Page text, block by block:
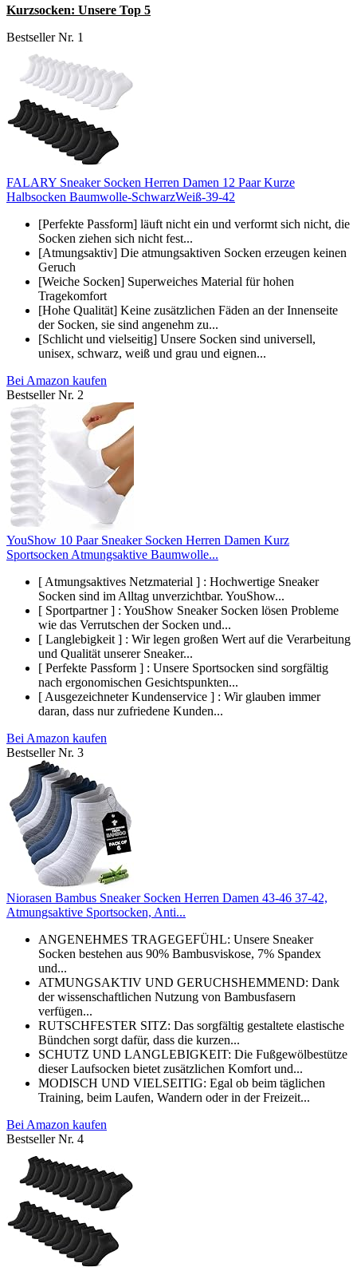
Kurzsocken: Unsere Top 5
Bestseller Nr. 1
FALARY Sneaker Socken Herren Damen 12 Paar Kurze
Halbsocken Baumwolle-SchwarzWeiß-39-42
[Perfekte Passform] läuft nicht ein und verformt sich nicht, die
Socken ziehen sich nicht fest...
[Atmungsaktiv] Die atmungsaktiven Socken erzeugen keinen
Geruch
[Weiche Socken] Superweiches Material für hohen
Tragekomfort
[Hohe Qualität] Keine zusätzlichen Fäden an der Innenseite
der Socken, sie sind angenehm zu...
[Schlicht und vielseitig] Unsere Socken sind universell,
unisex, schwarz, weiß und grau und eignen...
Bei Amazon kaufen
Bestseller Nr. 2
YouShow 10 Paar Sneaker Socken Herren Damen Kurz
Sportsocken Atmungsaktive Baumwolle...
[ Atmungsaktives Netzmaterial ] : Hochwertige Sneaker
Socken sind im Alltag unverzichtbar. YouShow...
[ Sportpartner ] : YouShow Sneaker Socken lösen Probleme
wie das Verrutschen der Socken und...
[ Langlebigkeit ] : Wir legen großen Wert auf die Verarbeitung
und Qualität unserer Sneaker...
[ Perfekte Passform ] : Unsere Sportsocken sind sorgfältig
nach ergonomischen Gesichtspunkten...
[ Ausgezeichneter Kundenservice ] : Wir glauben immer
daran, dass nur zufriedene Kunden...
Bei Amazon kaufen
Bestseller Nr. 3
Niorasen Bambus Sneaker Socken Herren Damen 43-46 37-42,
Atmungsaktive Sportsocken, Anti...
ANGENEHMES TRAGEGEFÜHL: Unsere Sneaker
Socken bestehen aus 90% Bambusviskose, 7% Spandex
und...
ATMUNGSAKTIV UND GERUCHSHEMMEND: Dank
der wissenschaftlichen Nutzung von Bambusfasern
verfügen...
RUTSCHFESTER SITZ: Das sorgfältig gestaltete elastische
Bündchen sorgt dafür, dass die kurzen...
SCHUTZ UND LANGLEBIGKEIT: Die Fußgewölbestütze
dieser Laufsocken bietet zusätzlichen Komfort und...
MODISCH UND VIELSEITIG: Egal ob beim täglichen
Training, beim Laufen, Wandern oder in der Freizeit...
Bei Amazon kaufen
Bestseller Nr. 4